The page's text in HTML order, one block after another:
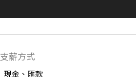
支薪方式
現金、匯款